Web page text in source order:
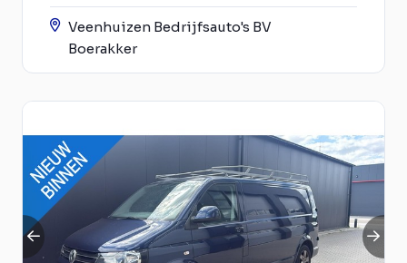
Veenhuizen Bedrijfsauto's BV
Boerakker